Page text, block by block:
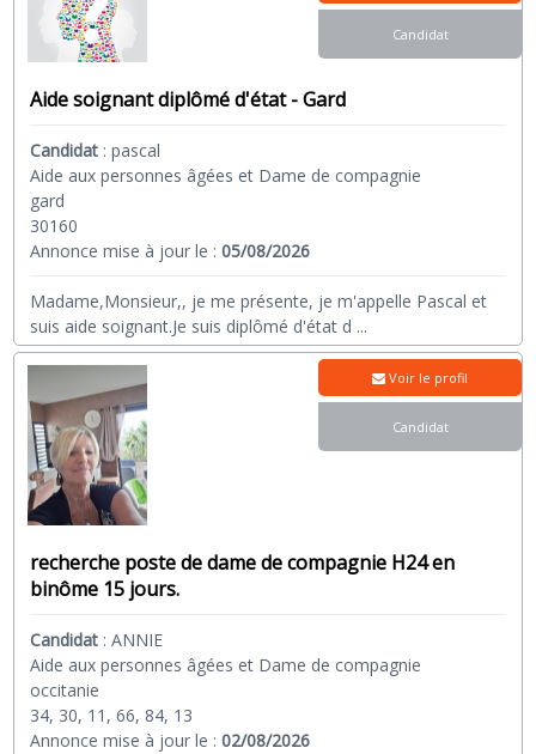
Aide soignant diplômé d'état - Gard
Candidat :pascal
Aide aux personnes âgées et Dame de compagnie
gard
30160
Annonce mise à jour le :05/08/2026
Madame,Monsieur,, je me présente, je m'appelle Pascal et
suis aide soignant.Je suis diplômé d'état d ...
Candidat
recherche poste de dame de compagnie H24 en
binôme 15 jours.
Candidat :ANNIE
Aide aux personnes âgées et Dame de compagnie
occitanie
34, 30, 11, 66, 84, 13
Annonce mise à jour le :02/08/2026
Voir le profil
Candidat